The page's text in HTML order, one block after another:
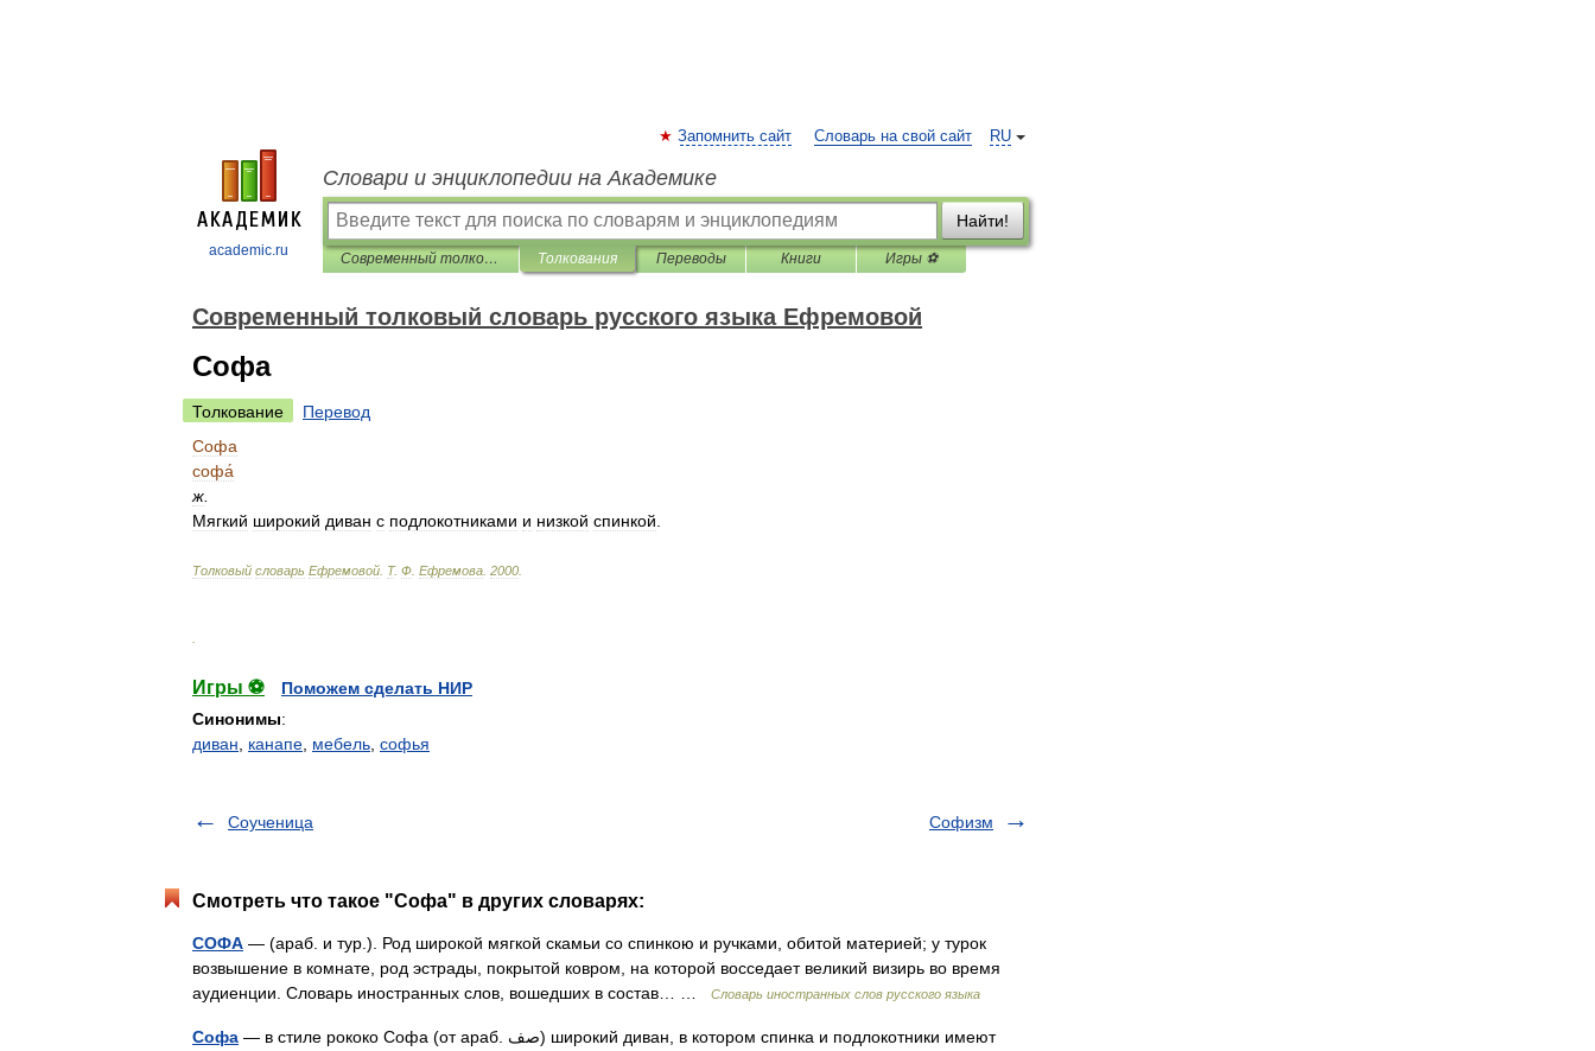
academic.ru
RU
Запомнить сайт Словарь на свой сайт
Словари и энциклопедии на Академике
Найти!
Современный толковый словарь русского языка Ефремовой Толкования Переводы Книги Игры ⚽
Современный толковый словарь русского языка Ефремовой
Софа
Толкование
Перевод
Софа
софа́
ж
Мягкий широкий диван с подлокотниками и низкой спинкой
Толковый словарь Ефремовой Т. Ф Ефремова 2000
Игры ⚽
Поможем сделать НИР
Синонимы:
диван
канапе мебель софья
Соученица Софизм
Смотреть что такое "Софа" в других словарях:
СОФА — (араб. и тур.). Род широкой мягкой скамьи со спинкою и ручками, обитой материей; у турок
возвышение в комнате, род эстрады, покрытой ковром, на которой восседает великий визирь во время
аудиенции. Словарь иностранных слов, вошедших в состав… …
Словарь иностранных слов русского языка
Софа — в стиле рококо Софа (от араб. صف‎‎) широкий диван, в котором спинка и подлокотники имеют